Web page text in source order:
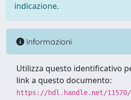
indicazione.
Informazioni
Utilizza questo identificativo
link a questo documento:
https://hdl.handle.net/11570/